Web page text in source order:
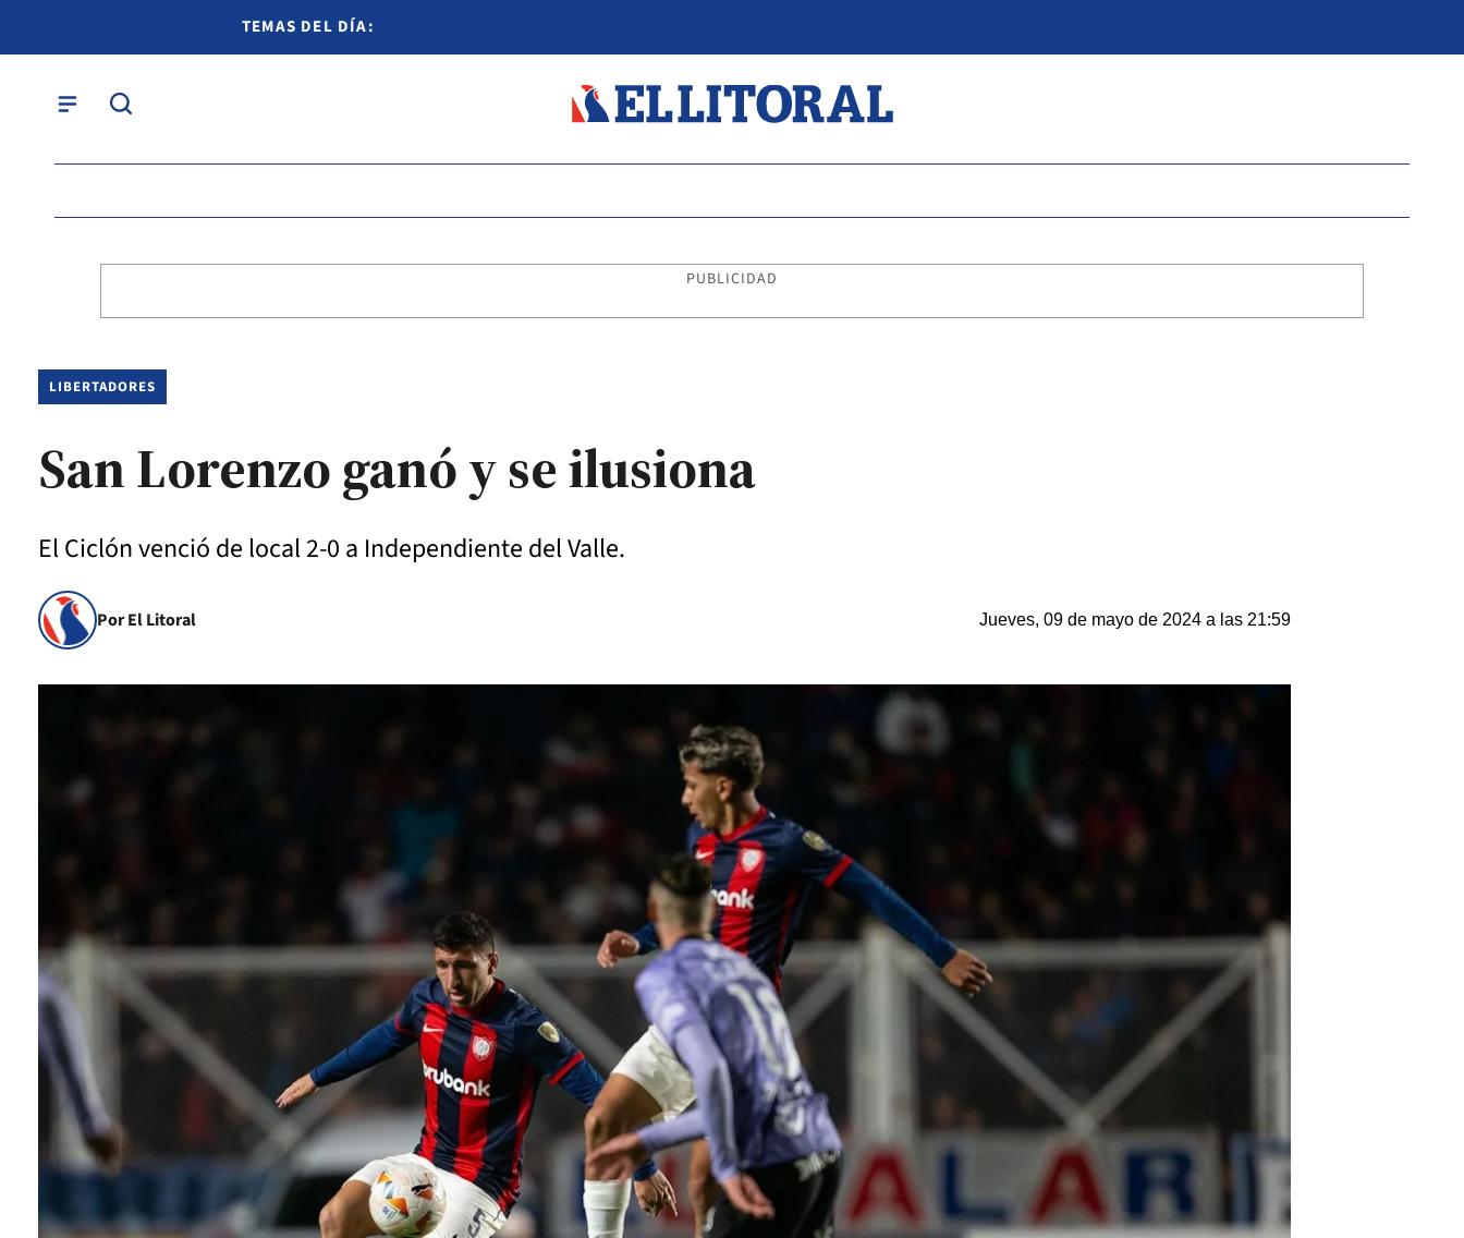
TEMAS DEL DÍA:
PUBLICIDAD
LIBERTADORES
San Lorenzo ganó y se ilusiona
El Ciclón venció de local 2-0 a Independiente del Valle.
Por El Litoral Jueves, 09 de mayo de 2024 a las 21:59